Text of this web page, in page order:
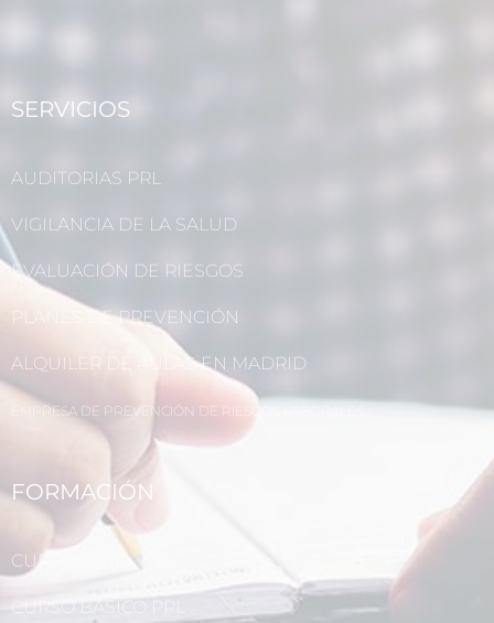
SERVICIOS
AUDITORIAS PRL
VIGILANCIA DE LA SALUD
EVALUACIÓN DE RIESGOS
PLANES DE PREVENCIÓN
ALQUILER DE AULAS EN MADRID
EMPRESA DE PREVENCIÓN DE RIESGOS LABORALES
FORMACIÓN
CURSOS PRL
CURSO BÁSICO PRL